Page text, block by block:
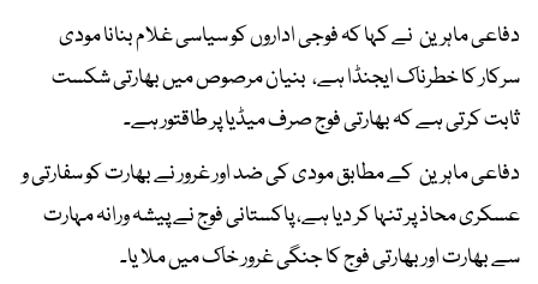
دفاعی ماہرین نے کہا کہ فوجی اداروں کو سیاسی غلام بنانا مودی
سرکار کا خطرناک ایجنڈا ہے، بنیان مرصوص میں بھارتی شکست
ثابت کرتی ہے کہ بھارتی فوج صرف میڈیا پر طاقتور ہے۔
دفاعی ماہرین کے مطابق مودی کی ضد اور غرور نے بھارت کو سفارتی و
عسکری محاذ پر تنہا کر دیا ہے، پاکستانی فوج نے پیشہ ورانہ مہارت
سے بھارت اور بھارتی فوج کا جنگی غرور خاک میں ملا یا۔